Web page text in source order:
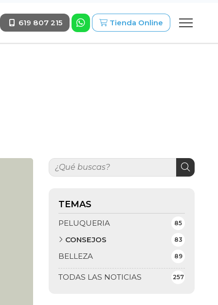
619 807 215 Tienda Online
TEMAS
TODAS LAS NOTICIAS 257
PELUQUERIA 85
CONSEJOS 83
BELLEZA 89